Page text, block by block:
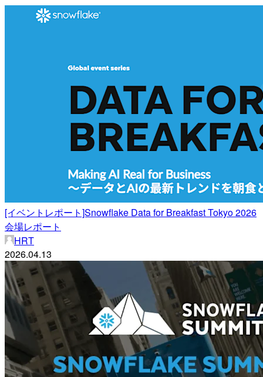
[イベントレポート]Snowflake Data for Breakfast Tokyo 2026
会場レポート
HRT
2026.04.13